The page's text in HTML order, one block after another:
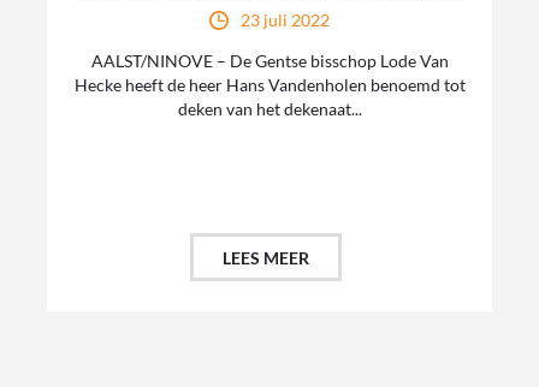
23 juli 2022
AALST/NINOVE – De Gentse bisschop Lode Van
Hecke heeft de heer Hans Vandenholen benoemd tot
deken van het dekenaat...
LEES MEER